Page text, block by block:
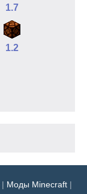
1.7
1.2
| Моды Minecraft |